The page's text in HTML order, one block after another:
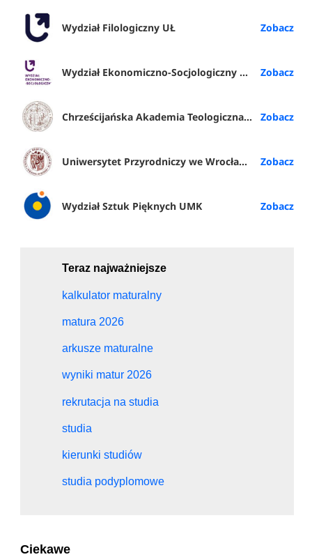
Wydział Filologiczny UŁ
Wydział Ekonomiczno-Socjologiczny UŁ
Chrześcijańska Akademia Teologiczna w Warszawie
Uniwersytet Przyrodniczy we Wrocławiu
Wydział Sztuk Pięknych UMK
Teraz najważniejsze
kalkulator maturalny
matura 2026
arkusze maturalne
wyniki matur 2026
rekrutacja na studia
studia
kierunki studiów
studia podyplomowe
Ciekawe